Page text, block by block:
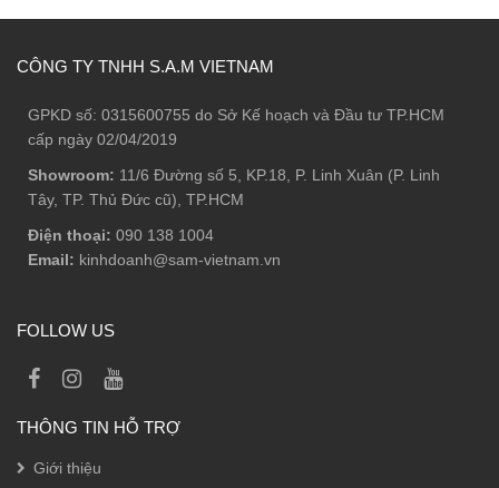
CÔNG TY TNHH S.A.M VIETNAM
GPKD số: 0315600755 do Sở Kế hoạch và Đầu tư TP.HCM
cấp ngày 02/04/2019
Showroom: 11/6 Đường số 5, KP.18, P. Linh Xuân (P. Linh
Tây, TP. Thủ Đức cũ), TP.HCM
Điện thoại: 090 138 1004
Email: kinhdoanh@sam-vietnam.vn
FOLLOW US
THÔNG TIN HỖ TRỢ
Giới thiệu